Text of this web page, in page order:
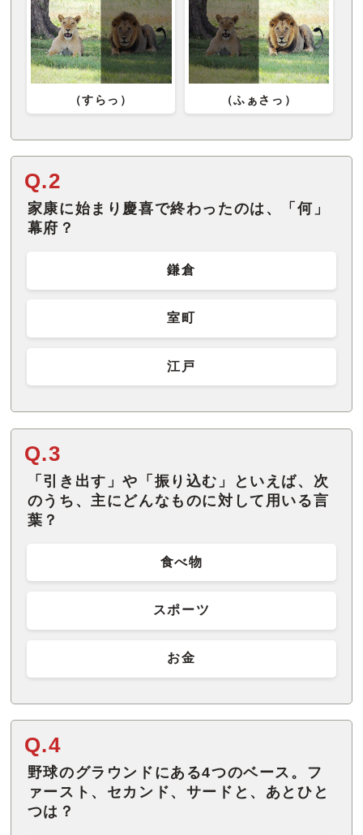
（すらっ） （ふぁさっ）
Q.2
家康に始まり慶喜で終わったのは、「何」
幕府？
鎌倉
室町
江戸
Q.3
「引き出す」や「振り込む」といえば、次
のうち、主にどんなものに対して用いる言
葉？
食べ物
スポーツ
お金
Q.4
野球のグラウンドにある4つのベース。フ
ァースト、セカンド、サードと、あとひと
つは？